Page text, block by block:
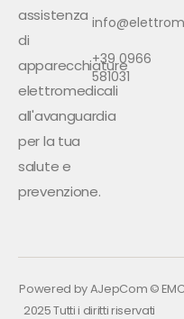
assistenza
di
apparecchiature
elettromedicali
all'avanguardia
per la tua
salute e
prevenzione.
+39 0966
581031
Powered byAJepCom ©
2025 Tutti i diritti riservati